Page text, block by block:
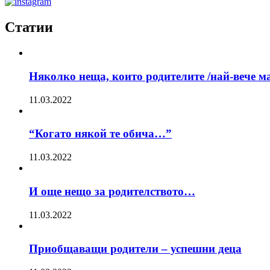
Статии
Няколко неща, които родителите /най-вече
11.03.2022
“Когато някой те обича…”
11.03.2022
И още нещо за родителството…
11.03.2022
Приобщаващи родители – успешни деца